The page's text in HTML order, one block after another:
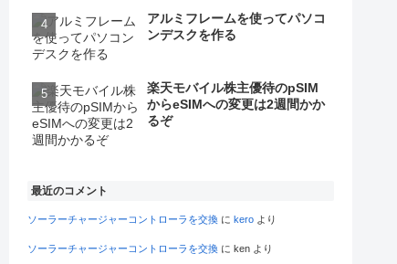
アルミフレームを使ってパソコ
ンデスクを作る
楽天モバイル株主優待のpSIM
からeSIMへの変更は2週間かか
るぞ
最近のコメント
ソーラーチャージャーコントローラを交換 に kero より
ソーラーチャージャーコントローラを交換 に ken より